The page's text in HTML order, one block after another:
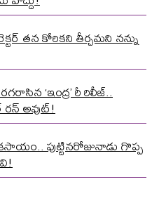
తన కోరికని తీర్చమని నన్ను
‘ఇంద్ర’ రీ రిలీజ్..
రన్ అవుట్!
పుట్టినరోజునాడు గొప్ప